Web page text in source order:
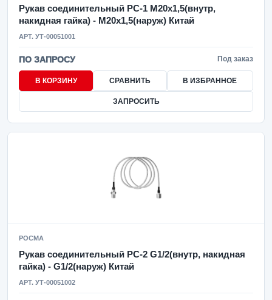
Рукав соединительный РС-1 M20x1,5(внутр,
накидная гайка) - M20x1,5(наруж) Китай
АРТ. УТ-00051001
ПО ЗАПРОСУ Под заказ
В КОРЗИНУ СРАВНИТЬ В ИЗБРАННОЕ
ЗАПРОСИТЬ
РОСМА
Рукав соединительный РС-2 G1/2(внутр, накидная
гайка) - G1/2(наруж) Китай
АРТ. УТ-00051002